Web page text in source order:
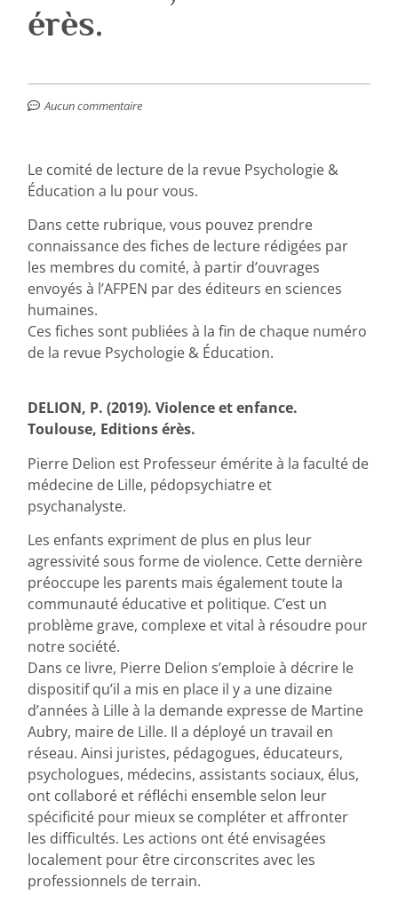
érès.
Aucun commentaire
Le comité de lecture de la revue Psychologie &
Éducation a lu pour vous.
Dans cette rubrique, vous pouvez prendre
connaissance des fiches de lecture rédigées par
les membres du comité, à partir d’ouvrages
envoyés à l’AFPEN par des éditeurs en sciences
humaines.
Ces fiches sont publiées à la fin de chaque numéro
de la revue Psychologie & Éducation.
DELION, P. (2019). Violence et enfance.
Toulouse, Editions érès.
Pierre Delion est Professeur émérite à la faculté de
médecine de Lille, pédopsychiatre et
psychanalyste.
Les enfants expriment de plus en plus leur
agressivité sous forme de violence. Cette dernière
préoccupe les parents mais également toute la
communauté éducative et politique. C’est un
problème grave, complexe et vital à résoudre pour
notre société.
Dans ce livre, Pierre Delion s’emploie à décrire le
dispositif qu’il a mis en place il y a une dizaine
d’années à Lille à la demande expresse de Martine
Aubry, maire de Lille. Il a déployé un travail en
réseau. Ainsi juristes, pédagogues, éducateurs,
psychologues, médecins, assistants sociaux, élus,
ont collaboré et réfléchi ensemble selon leur
spécificité pour mieux se compléter et affronter
les difficultés. Les actions ont été envisagées
localement pour être circonscrites avec les
professionnels de terrain.